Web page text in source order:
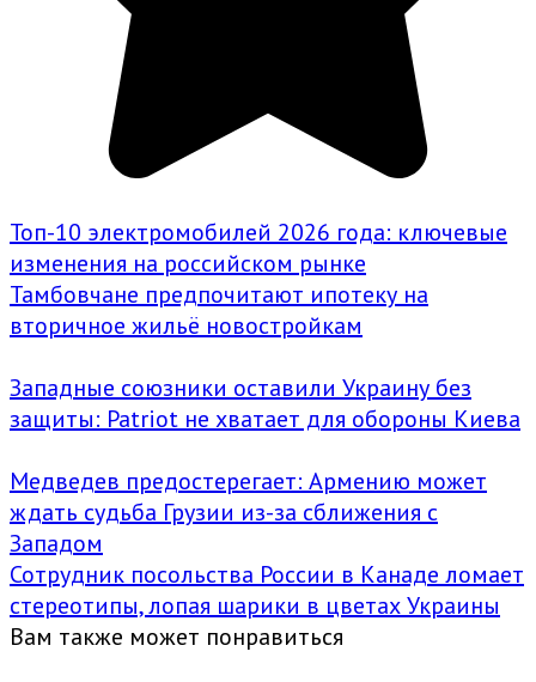
Топ-10 электромобилей 2026 года: ключевые
изменения на российском рынке
Тамбовчане предпочитают ипотеку на
вторичное жильё новостройкам
Западные союзники оставили Украину без
защиты: Patriot не хватает для обороны Киева
Медведев предостерегает: Армению может
ждать судьба Грузии из-за сближения с
Западом
Сотрудник посольства России в Канаде ломает
стереотипы, лопая шарики в цветах Украины
Вам также может понравиться